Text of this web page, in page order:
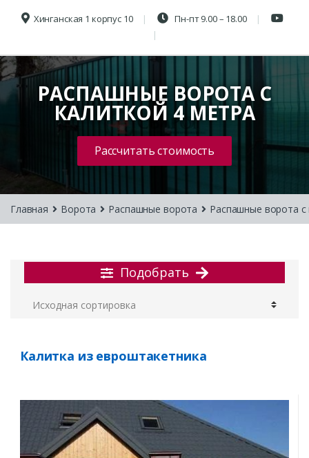
Хинганская 1 корпус 10 Пн-пт 9.00 – 18.00
РАСПАШНЫЕ ВОРОТА С
КАЛИТКОЙ 4 МЕТРА
Рассчитать стоимость
Главная Ворота Распашные ворота Распашные ворота с
Подобрать
Калитка из евроштакетника